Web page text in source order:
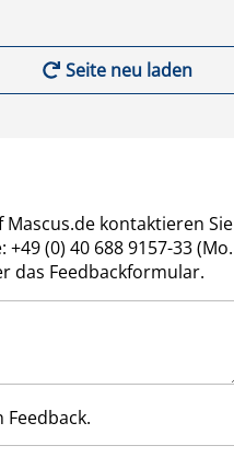
Seite neu laden
kontaktieren Sie
(0) 40 688 9157-33 (Mo.
das Feedbackformular.